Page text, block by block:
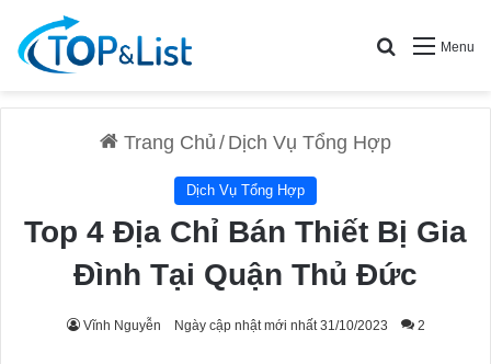
Menu
Search for
Trang Chủ / Dịch Vụ Tổng Hợp
Dịch Vụ Tổng Hợp
Top 4 Địa Chỉ Bán Thiết Bị Gia
Đình Tại Quận Thủ Đức
Vĩnh Nguyễn Ngày cập nhật mới nhất 31/10/2023 2